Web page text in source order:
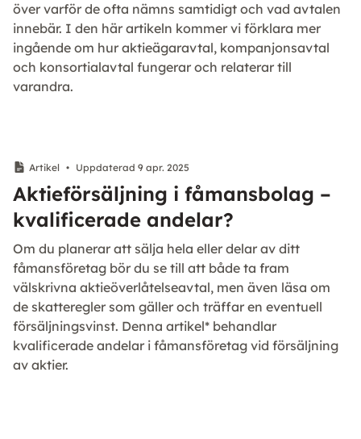
över varför de ofta nämns samtidigt och vad avtalen
innebär. I den här artikeln kommer vi förklara mer
ingående om hur aktieägaravtal, kompanjonsavtal
och konsortialavtal fungerar och relaterar till
varandra.
Artikel • Uppdaterad 9 apr. 2025
Aktieförsäljning i fåmansbolag –
kvalificerade andelar?
Om du planerar att sälja hela eller delar av ditt
fåmansföretag bör du se till att både ta fram
välskrivna aktieöverlåtelseavtal, men även läsa om
de skatteregler som gäller och träffar en eventuell
försäljningsvinst. Denna artikel* behandlar
kvalificerade andelar i fåmansföretag vid försäljning
av aktier.